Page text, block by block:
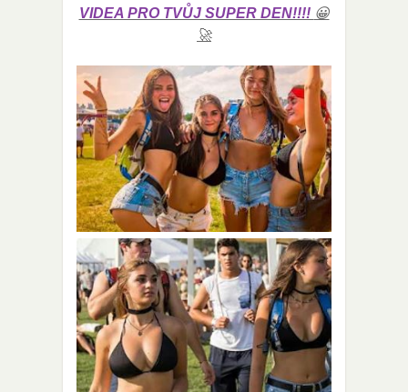
VIDEA PRO TVŮJ SUPER DEN!!!! 😀
🚀